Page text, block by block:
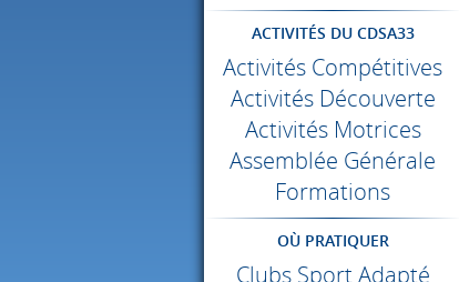
ACTIVITÉS DU CDSA33
Activités Compétitives
Activités Découverte
Activités Motrices
Assemblée Générale
Formations
OÙ PRATIQUER
Clubs Sport Adapté